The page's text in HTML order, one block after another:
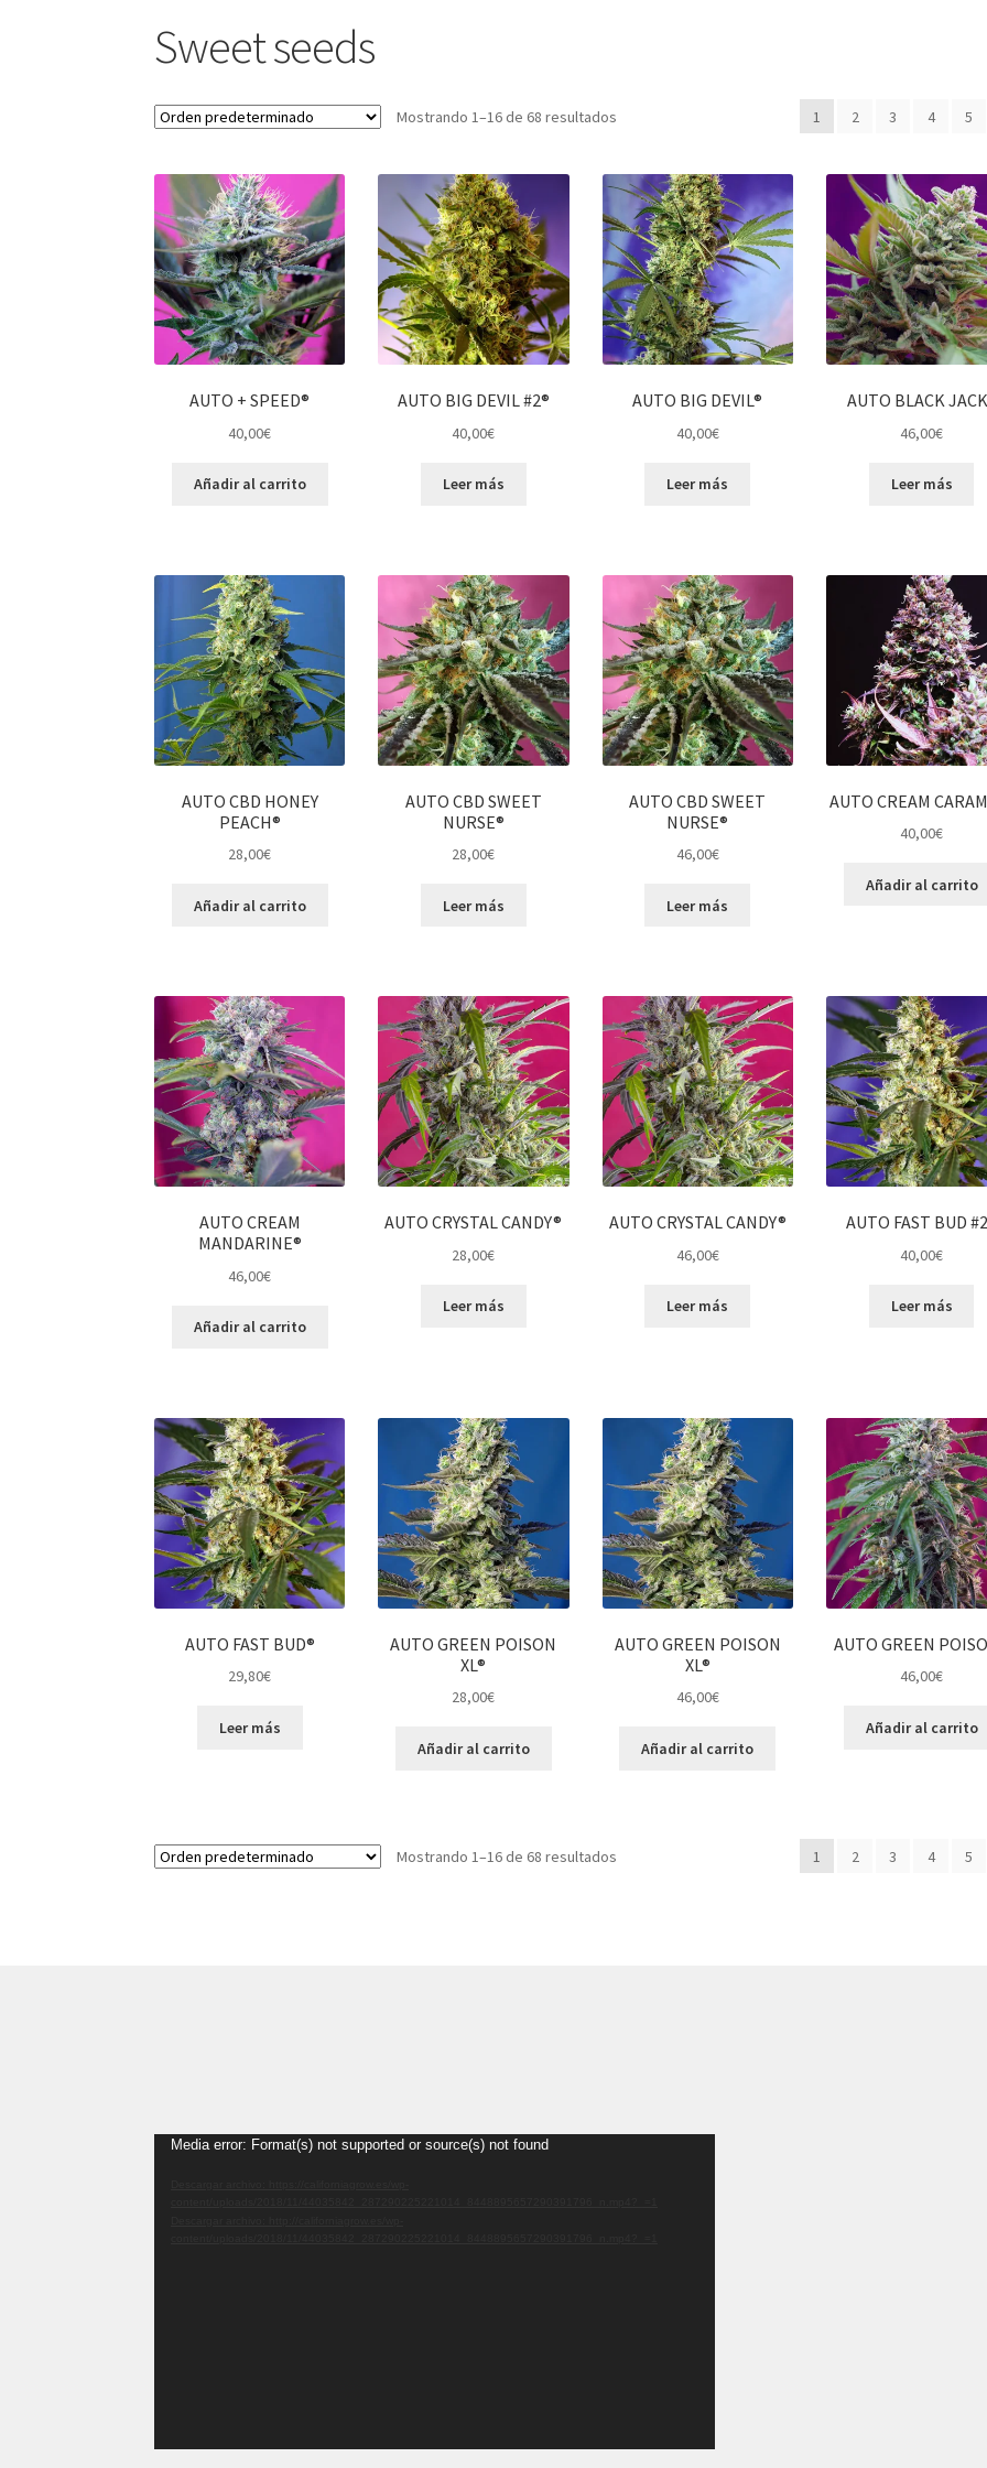
Sweet seeds
Mostrando 1–16 de 68 resultados 1 2 3 4 5
AUTO + SPEED®
40,00€
Añadir al carrito
AUTO BIG DEVIL #2®
40,00€
Leer más
AUTO BIG DEVIL®
40,00€
Leer más
AUTO BLACK
46,00€
Leer más
AUTO CBD HONEY
PEACH®
28,00€
Añadir al carrito
AUTO CBD SWEET
NURSE®
28,00€
Leer más
AUTO CBD SWEET
NURSE®
46,00€
Leer más
AUTO CREAM
40,00€
Añadir al carrito
AUTO CREAM
MANDARINE®
46,00€
Añadir al carrito
AUTO CRYSTAL CANDY®
28,00€
Leer más
AUTO CRYSTAL CANDY®
46,00€
Leer más
AUTO FAST BUD
40,00€
Leer más
AUTO FAST BUD®
29,80€
Leer más
AUTO GREEN POISON
XL®
28,00€
Añadir al carrito
AUTO GREEN POISON
XL®
46,00€
Añadir al carrito
AUTO GREEN
46,00€
Añadir al carrito
Mostrando 1–16 de 68 resultados 1 2 3 4 5
Reproductor
Media error: Format(s) not supported or source(s) not found